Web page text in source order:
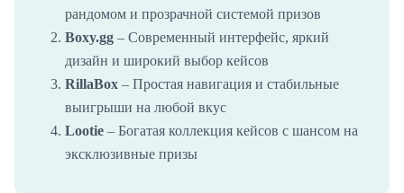
рандомом и прозрачной системой призов
Boxy.gg – Современный интерфейс, яркий
дизайн и широкий выбор кейсов
RillaBox – Простая навигация и стабильные
выигрыши на любой вкус
Lootie – Богатая коллекция кейсов с шансом на
эксклюзивные призы